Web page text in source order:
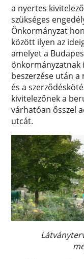
a nyertes
szükséges
Önkormányzat
között ilyen az
amelyet a
önkormányzatnak
beszerzése után
és a
kivitelezőnek a
várhatóan ősszel
utcát.